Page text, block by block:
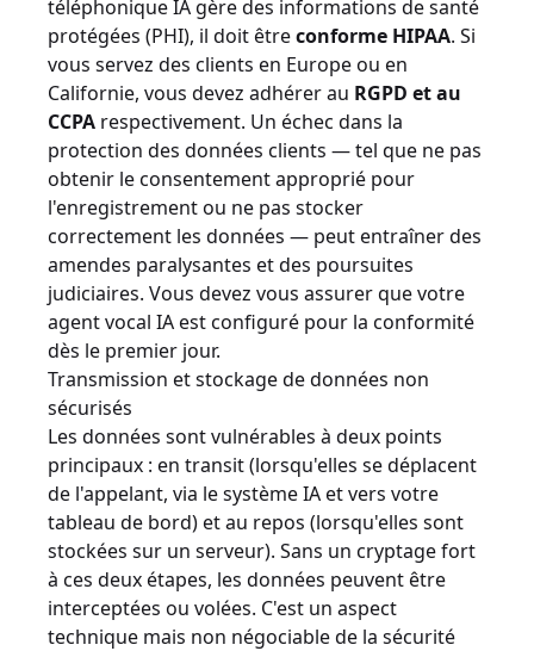
téléphonique IA gère des informations de santé
protégées (PHI), il doit êtreconforme HIPAA. Si
vous servez des clients en Europe ou en
Californie, vous devez adhérer au RGPD et au
CCPA respectivement. Un échec dans la
protection des données clients — tel que ne pas
obtenir le consentement approprié pour
l'enregistrement ou ne pas stocker
correctement les données — peut entraîner des
amendes paralysantes et des poursuites
judiciaires. Vous devez vous assurer que votre
agent vocal IA est configuré pour la conformité
dès le premier jour.
Transmission et stockage de données non
sécurisés
Les données sont vulnérables à deux points
principaux : en transit (lorsqu'elles se déplacent
de l'appelant, via le système IA et vers votre
tableau de bord) et au repos (lorsqu'elles sont
stockées sur un serveur). Sans un cryptage fort
à ces deux étapes, les données peuvent être
interceptées ou volées. C'est un aspect
technique mais non négociable de la sécurité